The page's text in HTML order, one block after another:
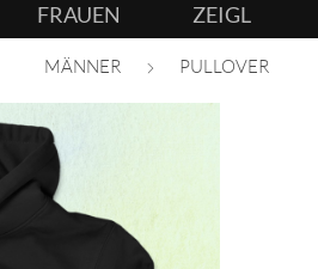
FRAUEN ZEIGL
MÄNNER PULLOVER